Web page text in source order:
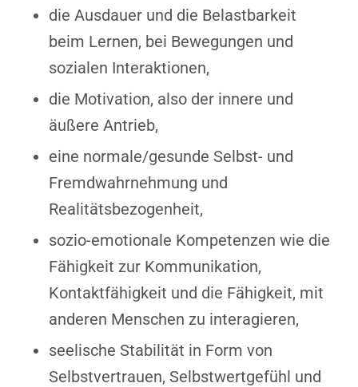
die Ausdauer und die Belastbarkeit
beim Lernen, bei Bewegungen und
sozialen Interaktionen,
die Motivation, also der innere und
äußere Antrieb,
eine normale/gesunde Selbst- und
Fremdwahrnehmung und
Realitätsbezogenheit,
sozio-emotionale Kompetenzen wie die
Fähigkeit zur Kommunikation,
Kontaktfähigkeit und die Fähigkeit, mit
anderen Menschen zu interagieren,
seelische Stabilität in Form von
Selbstvertrauen, Selbstwertgefühl und